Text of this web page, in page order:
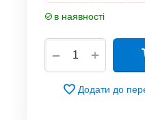
в наявності
+
−
Додати до